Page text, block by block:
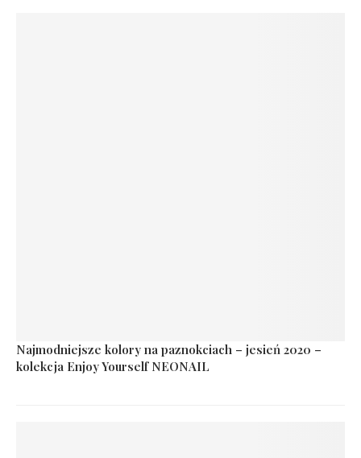
Najmodniejsze kolory na paznokciach – jesień 2020 –
kolekcja Enjoy Yourself NEONAIL